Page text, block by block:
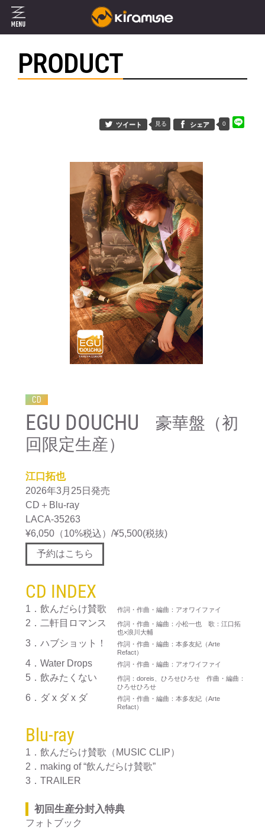
PRODUCT
シェア 0
ツイート 見る
CD
EGU DOUCHU 豪華盤（初
回限定生産）
江口拓也
2026年3月25日発売
CD＋Blu-ray
LACA-35263
¥6,050（10%税込）/¥5,500(税抜)
予約はこちら
CD INDEX
1．飲んだらけ賛歌 作詞・作曲・編曲：アオワイファイ
2．二軒目ロマンス
作詞・作曲・編曲：小松一也 歌：江口拓
也×浪川大輔
3．ハブショット！
作詞・作曲・編曲：本多友紀（Arte
Refact）
4．Water Drops 作詞・作曲・編曲：アオワイファイ
5．飲みたくない
作詞：doreis、ひろせひろせ 作曲・編曲：
ひろせひろせ
6．ダ x ダ x ダ
作詞・作曲・編曲：本多友紀（Arte
Refact）
Blu-ray
1．飲んだらけ賛歌（MUSIC CLIP）
2．making of “飲んだらけ賛歌”
3．TRAILER
初回生産分封入特典
フォトブック